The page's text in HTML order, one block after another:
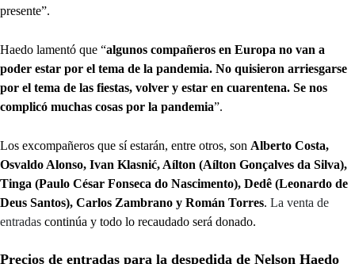
presente”.
Haedo lamentó que “algunos compañeros en Europa no van a
poder estar por el tema de la pandemia. No quisieron arriesgarse
por el tema de las fiestas, volver y estar en cuarentena. Se nos
complicó muchas cosas por la pandemia”.
Los excompañeros que sí estarán, entre otros, son Alberto Costa,
Osvaldo Alonso, Ivan Klasnić, Aílton (Aílton Gonçalves da Silva),
Tinga (Paulo César Fonseca do Nascimento), Dedê (Leonardo de
Deus Santos), Carlos Zambrano y Román Torres. La venta de
entradas continúa y todo lo recaudado será donado.
Precios de entradas para la despedida de Nelson Haedo